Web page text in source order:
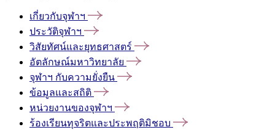
เกี่ยวกับจุฬาฯ
ประวัติจุฬาฯ
วิสัยทัศน์และยุทธศาสตร์
อัตลักษณ์มหาวิทยาลัย
จุฬาฯ กับความยั่งยืน
ข้อมูลและสถิติ
หน่วยงานของจุฬาฯ
ร้องเรียนทุจริตและประพฤติมิชอบ